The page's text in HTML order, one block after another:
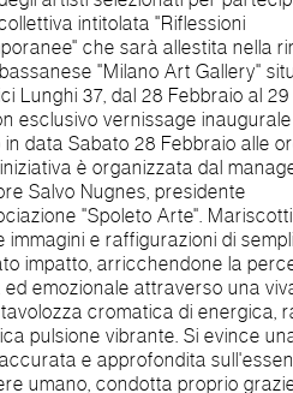
intitolata "Riflessioni
che sarà allestita nella
"Milano Art Gallery"
Lunghi 37, dal 28 Febbraio al
esclusivo vernissage inaugurale
data Sabato 28 Febbraio alle
è organizzata dal
Salvo Nugnes, presidente
"Spoleto Arte". Mariscotti riesce
immagini e raffigurazioni di
impatto, arricchendone la
emozionale attraverso una
cromatica di energica,
pulsione vibrante. Si evince
e approfondita
umano, condotta proprio
proiezioni compositive quelle
emotive e sensoriali,
di uomo e artista
al suo peculiare stile
"Le opere di Mariscotti sono frutto di
autentico, di una ricerca spirituale
ricerca di purezza, di
di esistenziale, di essenziale e sfocia
narrativo governato dal candore,
dall’onestà intellettuale.
non è soltanto quello di porci
in stato di passiva
sollecitare delle riflessioni
ad andare oltre l'apparenza,
forza propulsiva del
Mariscotti ha preso parte con